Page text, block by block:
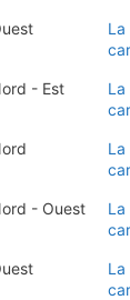
La
- Est
La
La
- Ouest
La
La